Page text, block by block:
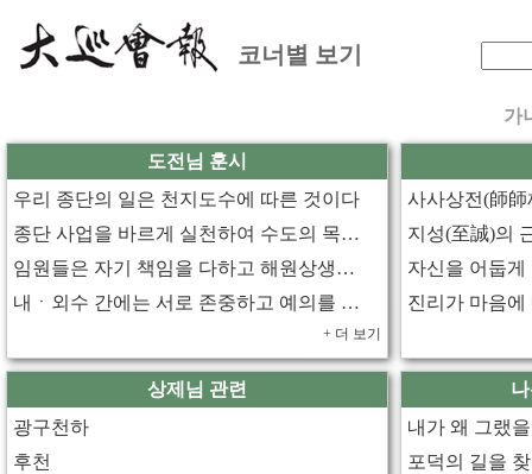
코너별 보기
가
도전님 훈시
우리 종단의 일은 천지도수에 따른 것이다
종단 사업을 바르게 실천하여 수도의 목적을 실현하라
임원들은 자기 책임을 다하고 해원상생을 실천해야 한다
내ㆍ외수 간에는 서로 존중하고 예의를 갖춰 덕화 손상이 없도록 하라
+ 더 보기
사사상전(師
지성(至誠)의
자신을 어둡게
진리가 마음
상제님 관련
광구천하
후천
내가 왜 그랬
포덕의 길을